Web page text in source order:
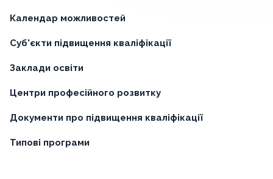
Календар можливостей
Суб'єкти підвищення кваліфікації
Заклади освіти
Центри професійного розвитку
Документи про підвищення кваліфікації
Типові програми